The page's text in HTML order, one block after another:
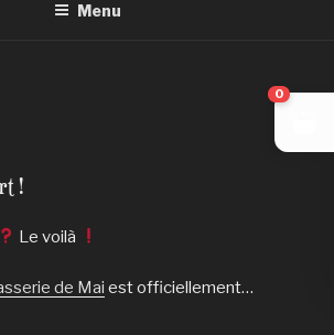
Menu
!
Le voilà
de Mai est officiellement…
0